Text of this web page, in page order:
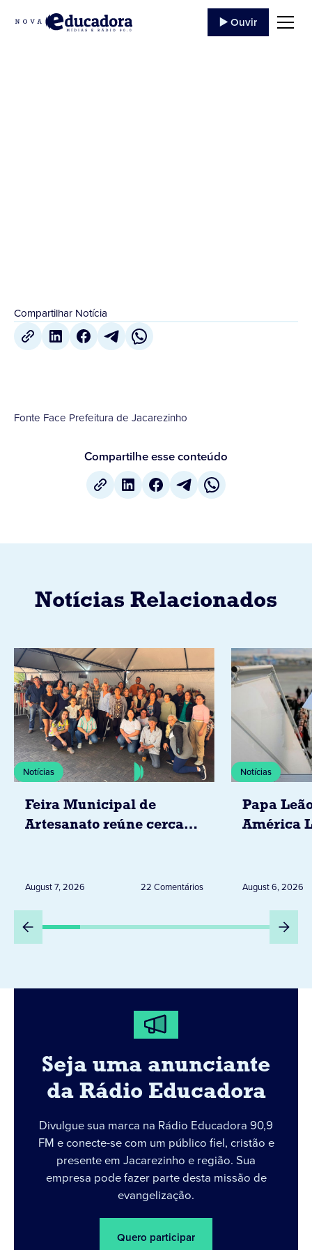
▶️ Ouvir
Compartilhar Notícia
Fonte Face Prefeitura de Jacarezinho
Compartilhe esse conteúdo
Notícias Relacionados
Notícias
Feira Municipal de
Artesanato reúne cerca
August 7, 2026 22 Comentários
Notícias
Papa
América
Peru
August 6, 2026
Seja uma anunciante
da Rádio Educadora
Divulgue sua marca na Rádio Educadora 90,9
FM e conecte-se com um público fiel, cristão e
presente em Jacarezinho e região. Sua
empresa pode fazer parte desta missão de
evangelização.
Quero participar